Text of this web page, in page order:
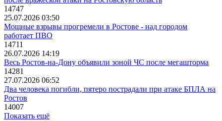
14747
25.07.2026 03:50
Мощные взрывы прогремели в Ростове - над городом
работает ПВО
14711
26.07.2026 14:19
Весь Ростов-на-Дону объявили зоной ЧС после мегашторма
14281
27.07.2026 06:52
Два человека погибли, пятеро пострадали при атаке БПЛА на
Ростов
14007
Показать ещё